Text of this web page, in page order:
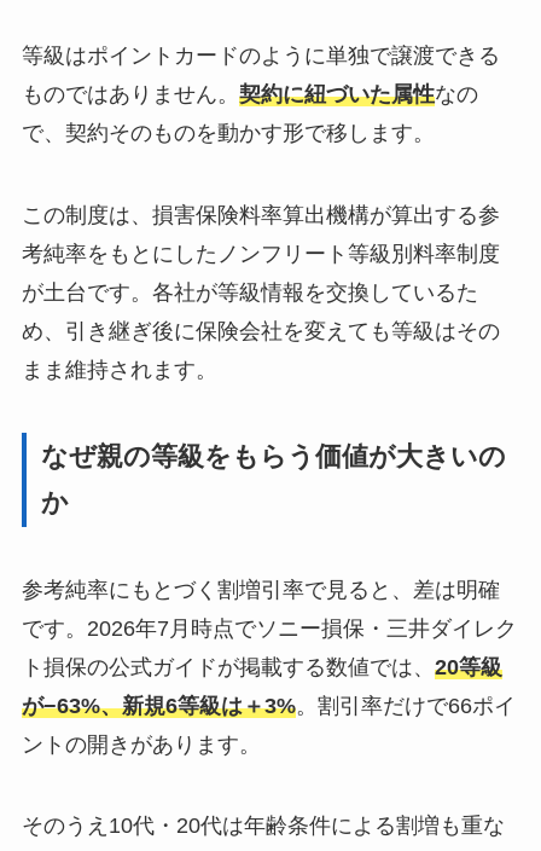
等級はポイントカードのように単独で譲渡できる
ものではありません。 契約に紐づいた属性なの
で、契約そのものを動かす形で移します。
この制度は、損害保険料率算出機構が算出する参
考純率をもとにしたノンフリート等級別料率制度
が土台です。各社が等級情報を交換しているた
め、引き継ぎ後に保険会社を変えても等級はその
まま維持されます。
なぜ親の等級をもらう価値が大きいの
か
参考純率にもとづく割増引率で見ると、差は明確
です。2026年7月時点でソニー損保・三井ダイレク
ト損保の公式ガイドが掲載する数値では、 20等級
が−63%、新規6等級は＋3%。割引率だけで66ポイ
ントの開きがあります。
そのうえ10代・20代は年齢条件による割増も重な